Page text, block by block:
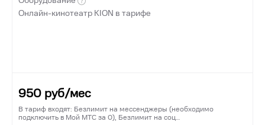
Онлайн-кинотеатр KION в тарифе
950 руб/мес
В тариф входят: Безлимит на мессенджеры (необходимо
подключить в Мой МТС за 0), Безлимит на соц…